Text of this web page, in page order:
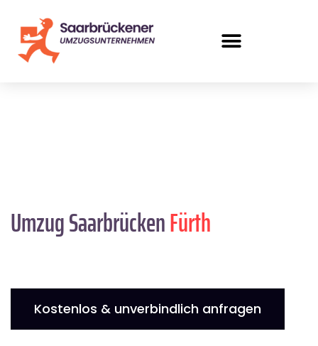
Umzug SaarbrückenFürth
Kostenlos & unverbindlich anfragen